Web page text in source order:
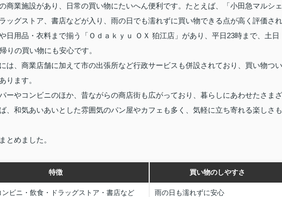
商業施設があり、日常の買い物にたいへん便利です。たとえば、「小田急マルシェ
ッグストア、書店などが入り、雨の日でも濡れずに買い物できる点が高く評価され
日用品・衣料まで揃う「Ｏｄａｋｙｕ ＯＸ 狛江店」があり、平日23時まで、土日
りの買い物にも安心です。
は、商業店舗に加えて市の出張所など行政サービスも併設されており、買い物つい
ります。
ーやコンビニのほか、昔ながらの商店街も広がっており、暮らしにあわせたさまざ
、和気あいあいとした雰囲気のパン屋やカフェも多く、気軽に立ち寄れる楽しさも
とめました。
特徴 買い物のしやすさ
ンビニ・飲食・ドラッグストア・書店など 雨の日も濡れずに安心